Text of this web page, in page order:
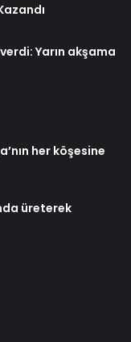
Yarın akşama
her köşesine
üreterek